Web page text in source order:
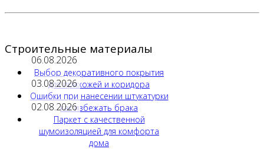
Строительные материалы
06.08.2026
Выбор декоративного покрытия
для прихожей и коридора
03.08.2026
Ошибки при нанесении штукатурки
как избежать брака
02.08.2026
Паркет с качественной
шумоизоляцией для комфорта
дома